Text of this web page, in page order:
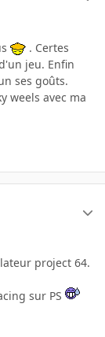
. Certes
jeu. Enfin
ses goûts.
weels avec ma
project 64.
sur PS